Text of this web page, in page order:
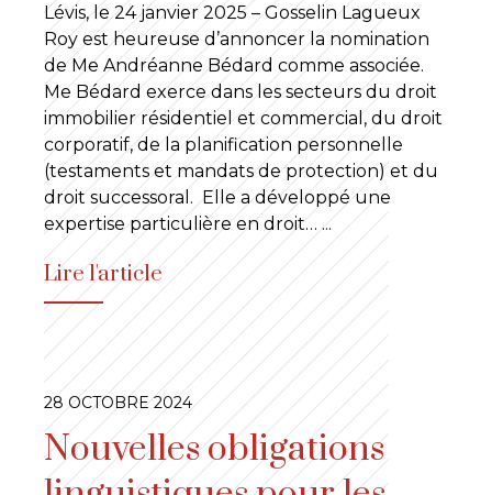
Lévis, le 24 janvier 2025 – Gosselin Lagueux
Roy est heureuse d’annoncer la nomination
de Me Andréanne Bédard comme associée.
Me Bédard exerce dans les secteurs du droit
immobilier résidentiel et commercial, du droit
corporatif, de la planification personnelle
(testaments et mandats de protection) et du
droit successoral. Elle a développé une
expertise particulière en droit… ...
Lire l'article
28 OCTOBRE 2024
Nouvelles obligations